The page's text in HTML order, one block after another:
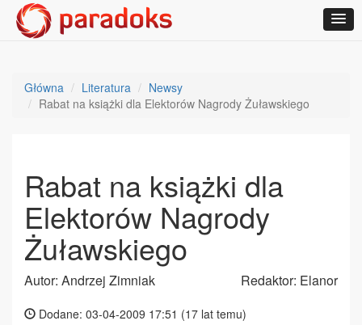
Główna Literatura
Newsy
Rabat na książki dla Elektorów Nagrody Żuławskiego
Rabat na książki dla
Elektorów Nagrody
Żuławskiego
Autor: Andrzej Zimniak Redaktor: Elanor
Dodane: 03-04-2009 17:51 (17 lat temu)